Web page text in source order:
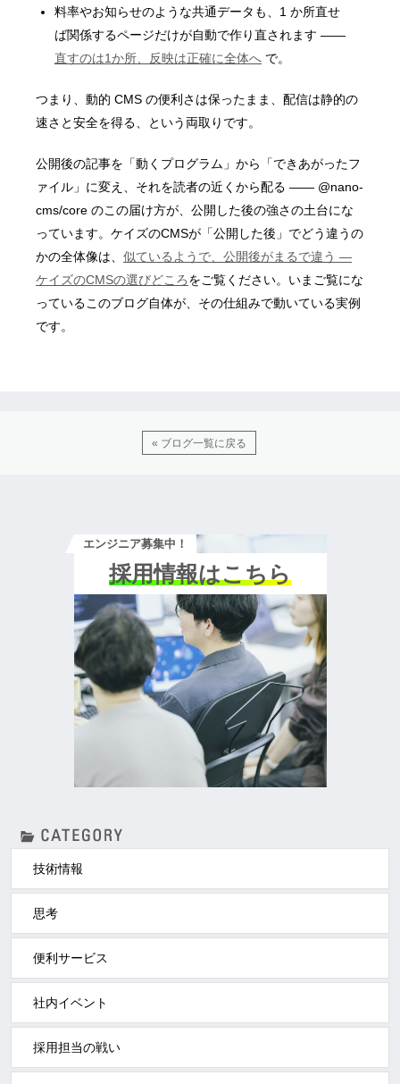
料率やお知らせのような共通データも、1 か所直せ
ば関係するページだけが自動で作り直されます ――
直すのは1か所、反映は正確に全体へ で。
つまり、動的 CMS の便利さは保ったまま、配信は静的の
速さと安全を得る、という両取りです。
公開後の記事を「動くプログラム」から「できあがったフ
ァイル」に変え、それを読者の近くから配る ―― @nano-
cms/core のこの届け方が、公開した後の強さの土台にな
っています。ケイズのCMSが「公開した後」でどう違うの
かの全体像は、 似ているようで、公開後がまるで違う ―
ケイズのCMSの選びどころをご覧ください。いまご覧にな
っているこのブログ自体が、その仕組みで動いている実例
です。
« ブログ一覧に戻る
エンジニア募集中！
採用情報はこちら
技術情報
思考
便利サービス
社内イベント
採用担当の戦い